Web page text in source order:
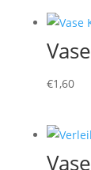
€1,60